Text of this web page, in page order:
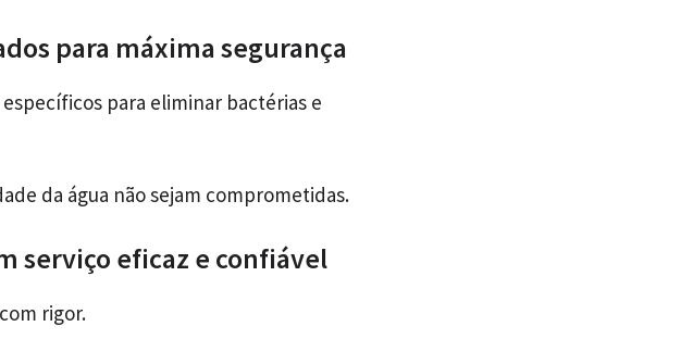
para máxima segurança
para eliminar bactérias e
da água não sejam comprometidas.
serviço eficaz e confiável
rigor.